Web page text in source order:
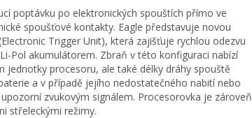
poptávku po elektronických spouštích přímo ve
spoušťové kontakty. Eagle představuje novou
Trigger Unit), která zajišťuje rychlou odezvu
Pol akumulátorem. Zbraň v této konfiguraci nabízí
procesoru, ale také délky dráhy spouště
a v případě jejího nedostatečného nabití nebo
zvukovým signálem. Procesorovka je zároveň
střeleckými režimy.